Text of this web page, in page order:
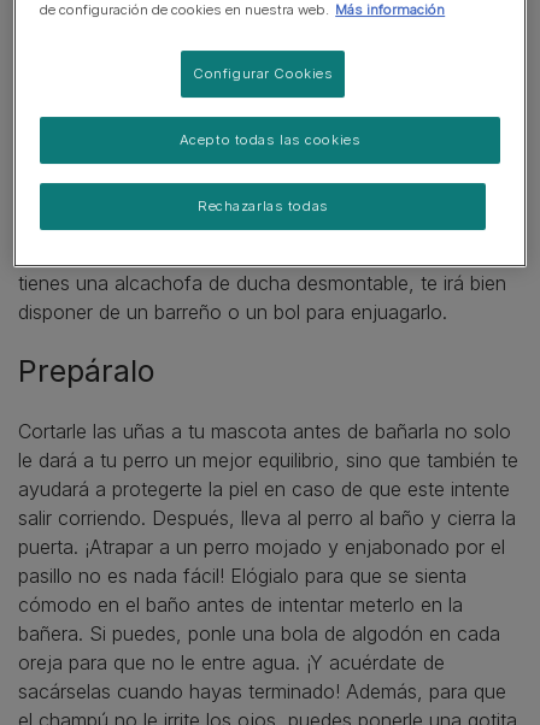
Procura llevar ropa que no te dé apuro mojar y ensuciar
(y llenar de pelos). Lleva al baño todo el material de
aseo: champú (pídele sugerencias al veterinario),
que hay que cepillar), cepillo, aceite mineral (para los
ojos), bolas de algodón (para las orejas), al menos dos
toallas grandes y absorbentes y, lo más importante,
GOLOSINAS. Pon una alfombra antideslizante en la
tienes una alcachofa de ducha desmontable, te irá bien
disponer de un barreño o un bol para enjuagarlo.
Prepáralo
Cortarle las uñas a tu mascota antes de bañarla no solo
le dará a tu perro un mejor equilibrio, sino que también te
ayudará a protegerte la piel en caso de que este intente
salir corriendo. Después, lleva al perro al baño y cierra la
puerta. ¡Atrapar a un perro mojado y enjabonado por el
pasillo no es nada fácil! Elógialo para que se sienta
cómodo en el baño antes de intentar meterlo en la
bañera. Si puedes, ponle una bola de algodón en cada
oreja para que no le entre agua. ¡Y acuérdate de
sacárselas cuando hayas terminado! Además, para que
el champú no le irrite los ojos, puedes ponerle una gotita
de configuración de cookies en nuestra web. Más información
Configurar Cookies
Rechazarlas todas
Acepto todas las cookies